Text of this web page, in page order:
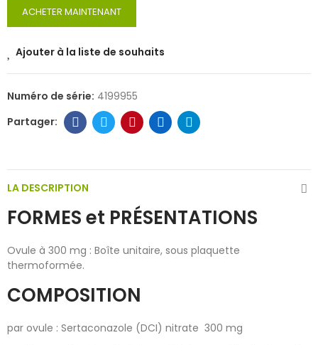
ACHETER MAINTENANT
Ajouter à la liste de souhaits
Numéro de série: 4199955
LA DESCRIPTION
FORMES et PRÉSENTATIONS
Ovule à 300 mg : Boîte unitaire, sous plaquette
thermoformée.
COMPOSITION
par ovule : Sertaconazole (DCI) nitrate 300 mg